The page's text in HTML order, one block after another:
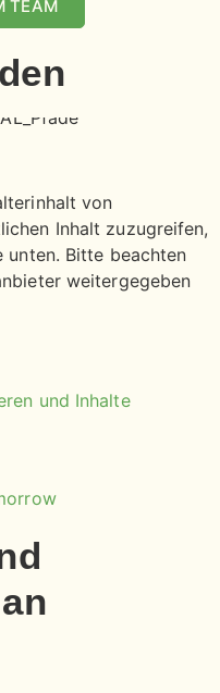
TEAM
von
Inhalt zuzugreifen,
unten. Bitte beachten
weitergegeben
und Inhalte